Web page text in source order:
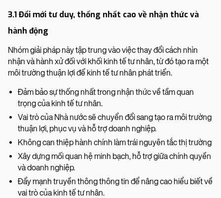
3.1 Đổi mới tư duy, thống nhất cao về nhận thức và
hành động
Nhóm giải pháp này tập trung vào việc thay đổi cách nhìn
nhận và hành xử đối với khối kinh tế tư nhân, từ đó tạo ra một
môi trường thuận lợi để kinh tế tư nhân phát triển.
Đảm bảo sự thống nhất trong nhận thức về tầm quan
trọng của kinh tế tư nhân.
Vai trò của Nhà nước sẽ chuyển đổi sang tạo ra môi trường
thuận lợi, phục vụ và hỗ trợ doanh nghiệp.
Không can thiệp hành chính làm trái nguyên tắc thị trường
Xây dựng mối quan hệ minh bạch, hỗ trợ giữa chính quyền
và doanh nghiệp.
Đẩy mạnh truyền thông thông tin để nâng cao hiểu biết về
vai trò của kinh tế tư nhân.